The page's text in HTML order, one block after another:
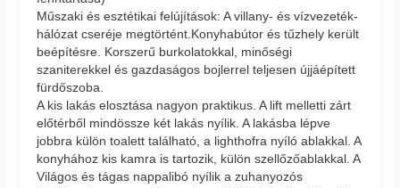
Műszaki és esztétikai felújítások: A villany- és vízvezeték-
hálózat cseréje megtörtént.Konyhabútor és tűzhely került
beépítésre. Korszerű burkolatokkal, minőségi
szaniterekkel és gazdaságos bojlerrel teljesen újjáépített
fürdőszoba.
A kis lakás elosztása nagyon praktikus. A lift melletti zárt
előtérből mindössze két lakás nyílik. A lakásba lépve
jobbra külön toalett található, a lighthofra nyíló ablakkal. A
konyhához kis kamra is tartozik, külön szellőzőablakkal. A
Világos és tágas nappalibó nyílik a zuhanyozós